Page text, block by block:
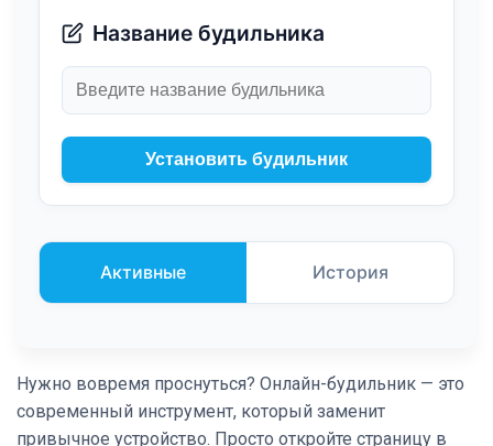
Название будильника
Установить будильник
Активные История
Нужно вовремя проснуться? Онлайн-будильник — это
современный инструмент, который заменит
привычное устройство. Просто откройте страницу в